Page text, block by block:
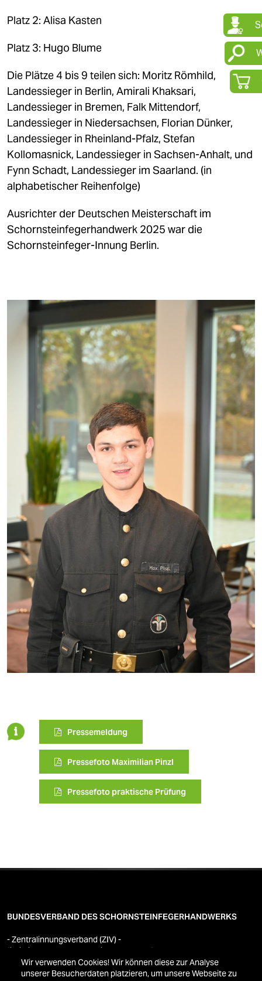
Wir verwenden Cookies! Wir können diese zur Analyse
unserer Besucherdaten platzieren, um unsere Webseite zu
Platz 2: Alisa Kasten
Platz 3: Hugo Blume
Die Plätze 4 bis 9 teilen sich: Moritz Römhild,
Landessieger in Berlin, Amirali Khaksari,
Landessieger in Bremen, Falk Mittendorf,
Landessieger in Niedersachsen, Florian Dünker,
Landessieger in Rheinland-Pfalz, Stefan
Kollomasnick, Landessieger in Sachsen-Anhalt, und
Fynn Schadt, Landessieger im Saarland. (in
alphabetischer Reihenfolge)
Ausrichter der Deutschen Meisterschaft im
Schornsteinfegerhandwerk 2025 war die
Schornsteinfeger-Innung Berlin.
Pressemeldung
Pressefoto Maximilian Pinzl
Pressefoto praktische Prüfung
BUNDESVERBAND DES SCHORNSTEINFEGERHANDWERKS
- Zentralinnungsverband (ZIV) -
(juristische Person des privaten Rechts)
Westerwaldstraße 6